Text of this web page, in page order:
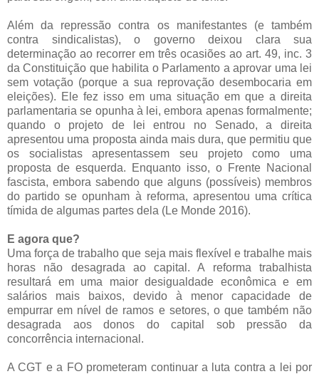
Além da repressão contra os manifestantes (e também
contra sindicalistas), o governo deixou clara sua
determinação ao recorrer em três ocasiões ao art. 49, inc. 3
da Constituição que habilita o Parlamento a aprovar uma lei
sem votação (porque a sua reprovação desembocaria em
eleições). Ele fez isso em uma situação em que a direita
parlamentaria se opunha à lei, embora apenas formalmente;
quando o projeto de lei entrou no Senado, a direita
apresentou uma proposta ainda mais dura, que permitiu que
os socialistas apresentassem seu projeto como uma
proposta de esquerda. Enquanto isso, o Frente Nacional
fascista, embora sabendo que alguns (possíveis) membros
do partido se opunham à reforma, apresentou uma crítica
tímida de algumas partes dela (Le Monde 2016).
E agora que?
Uma força de trabalho que seja mais flexível e trabalhe mais
horas não desagrada ao capital. A reforma trabalhista
resultará em uma maior desigualdade econômica e em
salários mais baixos, devido à menor capacidade de
empurrar em nível de ramos e setores, o que também não
desagrada aos donos do capital sob pressão da
concorrência internacional.
A CGT e a FO prometeram continuar a luta contra a lei por